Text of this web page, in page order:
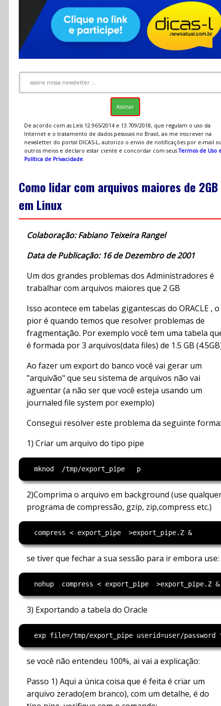
RSS
De acordo com as Leis 12.965/2014 e 13.709/2018, que regulam o uso da
Internet e o tratamento de dados pessoais no Brasil, ao me inscrever na
newsletter do portal DICAS-L, autorizo o envio de notificações por e-mail
outros meios e declaro estar ciente e concordar com seusTermos de Uso
Política de Privacidade.
Como lidar com arquivos maiores de 2GB
em Linux
Colaboração: Fabiano Teixeira Rangel
Data de Publicação: 16 de Dezembro de 2001
Um dos grandes problemas dos Administradores é
trabalhar com arquivos maiores que 2 GB
Isso acontece em tabelas gigantescas do ORACLE , o
pior é quando temos que resolver problemas de
fragmentação. Por exemplo você tem uma tabela
é formada por 3 arquivos(data files) de 1.5 GB
Ao fazer um export do banco você vai gerar um
"arquivão" que seu sistema de arquivos não vai
aguentar (a não ser que você esteja usando um
journaled file system por exemplo)
Consegui resolver este problema da seguinte forma:
1) Criar um arquivo do tipo pipe
2)Comprima o arquivo em background (use
programa de compressão, gzip, zip,compress etc.)
se tiver que fechar a sua sessão para ir embora use:
3) Exportando a tabela do Oracle
se você não entendeu 100%, ai vai a explicação:
Passo 1) Aqui a única coisa que é feita é criar um
arquivo zerado(em branco), com um detalhe, é do